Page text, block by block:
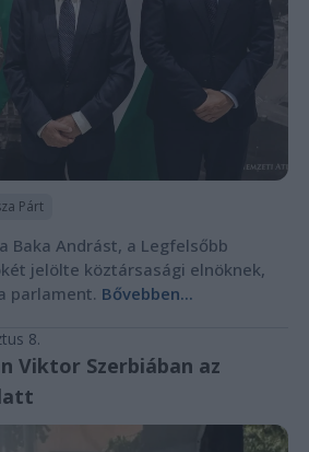
Párt
Baka Andrást, a Legfelsőbb
jelölte köztársasági elnöknek,
parlament. Bővebben...
8.
Viktor Szerbiában az